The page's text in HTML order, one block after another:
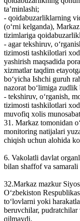
ta’minlashi;
- qoidabuzarliklarning
(o‘rni kelganda),
tizimlariga
- agar tekshiruv,
tizimosti tashkilotlari
yashirish maqsadida
xizmatlar taqdim
bo‘yicha Ishchi guruh
nazorat bo‘limiga
- tekshiruv, o‘rganish,
tizimosti tashkilotlari
muvofiq xolis
31. Markaz tomonidan
monitoring natijalari
chiqish uchun alohida
6. Vakolatli davlat
bilan shaffof va
32.Markaz mazkur
O‘zbekiston
to‘lovlarni yoki
beruvchilar,
qilmaydi.